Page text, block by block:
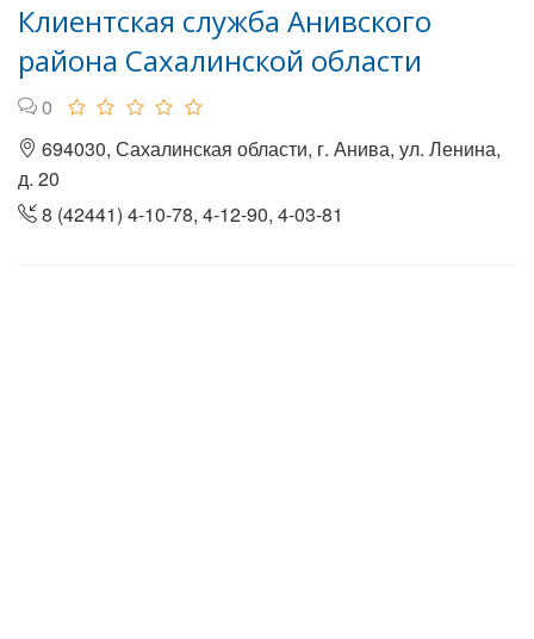
Клиентская служба Анивского
района Сахалинской области
0
694030, Сахалинская области, г. Анива, ул. Ленина,
д. 20
8 (42441) 4-10-78, 4-12-90, 4-03-81